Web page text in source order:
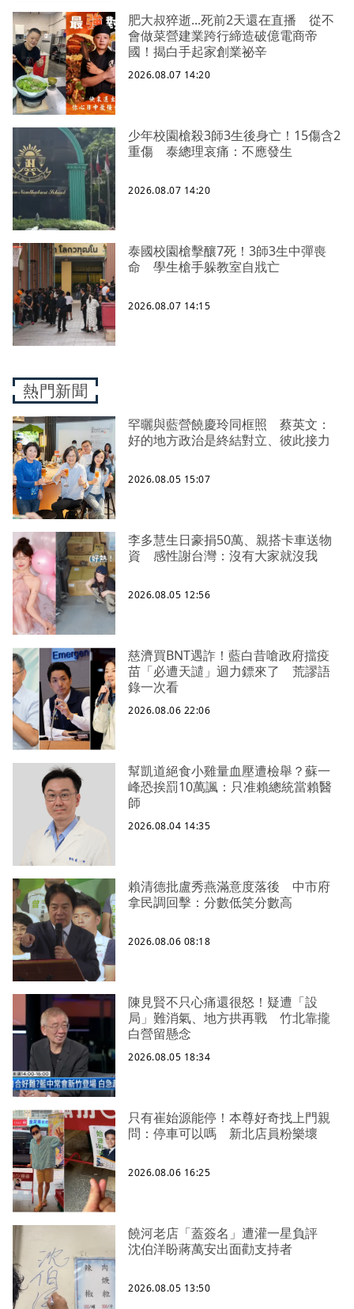
肥大叔猝逝...死前2天還在直播 從不
會做菜營建業跨行締造破億電商帝
國！揭白手起家創業祕辛
2026.08.07 14:20
少年校園槍殺3師3生後身亡！15傷含2
重傷 泰總理哀痛：不應發生
2026.08.07 14:20
泰國校園槍擊釀7死！3師3生中彈喪
命 學生槍手躲教室自戕亡
2026.08.07 14:15
熱門新聞
罕曬與藍營饒慶玲同框照 蔡英文：
好的地方政治是終結對立、彼此接力
2026.08.05 15:07
李多慧生日豪捐50萬、親搭卡車送物
資 感性謝台灣：沒有大家就沒我
2026.08.05 12:56
慈濟買BNT遇詐！藍白昔嗆政府擋疫
苗「必遭天譴」迴力鏢來了 荒謬語
錄一次看
2026.08.06 22:06
幫凱道絕食小雞量血壓遭檢舉？蘇一
峰恐挨罰10萬諷：只准賴總統當賴醫
師
2026.08.04 14:35
賴清德批盧秀燕滿意度落後 中市府
拿民調回擊：分數低笑分數高
2026.08.06 08:18
陳見賢不只心痛還很怒！疑遭「設
局」難消氣、地方拱再戰 竹北靠攏
白營留懸念
2026.08.05 18:34
只有崔始源能停！本尊好奇找上門親
問：停車可以嗎 新北店員粉樂壞
2026.08.06 16:25
饒河老店「蓋簽名」遭灌一星負評
沈伯洋盼蔣萬安出面勸支持者
2026.08.05 13:50